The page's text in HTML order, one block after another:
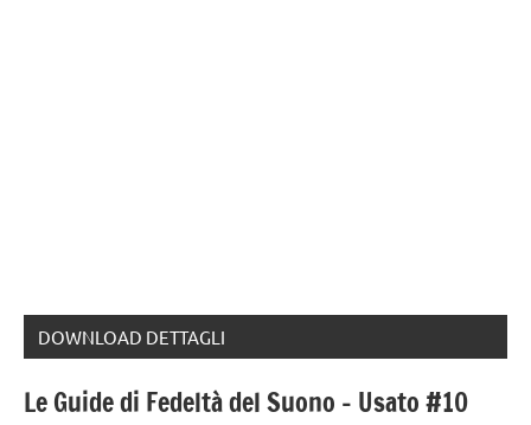
DOWNLOAD DETTAGLI
Le Guide di Fedeltà del Suono – Usato #10